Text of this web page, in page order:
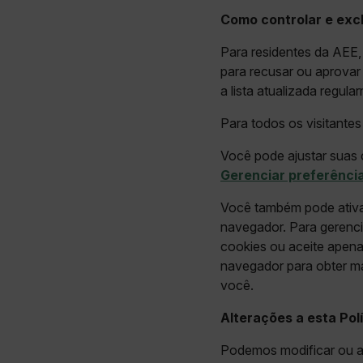
Como controlar e
Para residentes da
para recusar ou
a lista atualizada
Para todos os
Você pode ajustar
Gerenciar
Você também pode
navegador. Para
cookies ou aceite
navegador para obter
você.
Alterações a esta
Podemos modificar ou